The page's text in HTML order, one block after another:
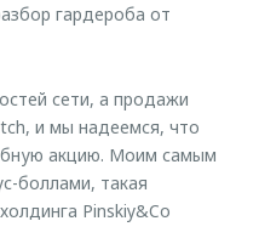
гардероба от
сети, а продажи
и мы надеемся, что
акцию. Моим самым
боллами, такая
Pinskiy&Co